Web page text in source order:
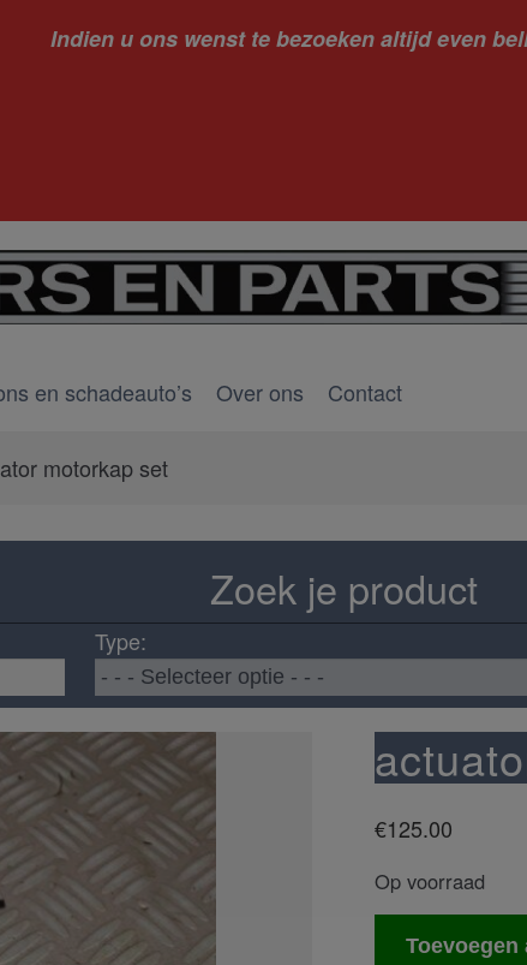
Indien u ons wenst te bezoeken altijd even
en schadeauto’s Over ons Contact
motorkap set
Zoek je product
Type:
€125.00
Op voorraad
actuator
Toevoegen